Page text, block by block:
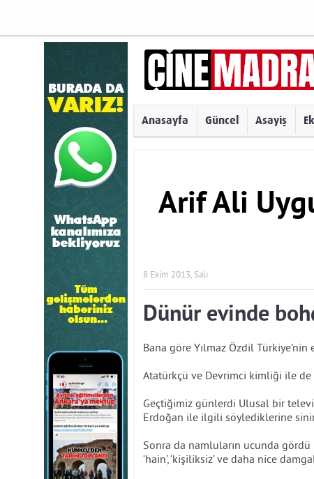
Anasayfa Güncel Asayiş
Arif Ali
8 Ekim 2013, Salı
Dünür evinde
Bana göre Yılmaz Özdil
Atatürkçü ve Devrimci kimliği ile
Geçtiğimiz günlerdi Ulusal bir
Erdoğan ile ilgili söylediklerine
Sonra da namluların ucunda gördü
‘hain’, ‘kişiliksiz’ ve daha nice